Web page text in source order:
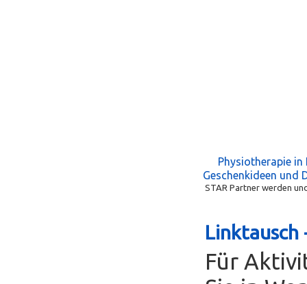
Physiotherapie in
Geschenkideen und
STAR Partner werden
Linktausch
Für